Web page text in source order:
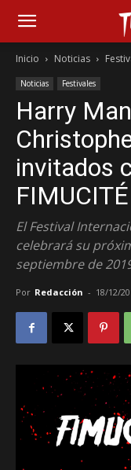
Inicio Noticias
Noticias Festivales
Harry
invitados
El Festival
celebrará su
septiembre de
Por Redacción - 18/12/